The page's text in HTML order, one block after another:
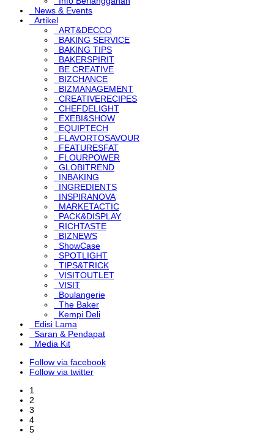
News & Events
Artikel
ART&DECCO
BAKING SERVICE
BAKING TIPS
BAKERSPIRIT
BE CREATIVE
BIZCHANCE
BIZMANAGEMENT
CREATIVERECIPES
CHEFDELIGHT
EXEBI&SHOW
EQUIPTECH
FLAVORTOSAVOUR
FEATURESFAT
FLOURPOWER
GLOBITREND
INBAKING
INGREDIENTS
INSPIRANOVA
MARKETACTIC
PACK&DISPLAY
RICHTASTE
BIZNEWS
ShowCase
SPOTLIGHT
TIPS&TRICK
VISITOUTLET
VISIT
Boulangerie
The Baker
Kempi Deli
Edisi Lama
Saran & Pendapat
Media Kit
Follow via facebook
Follow via twitter
1
2
3
4
5